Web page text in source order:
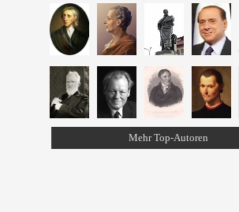
Mehr Top-Autoren